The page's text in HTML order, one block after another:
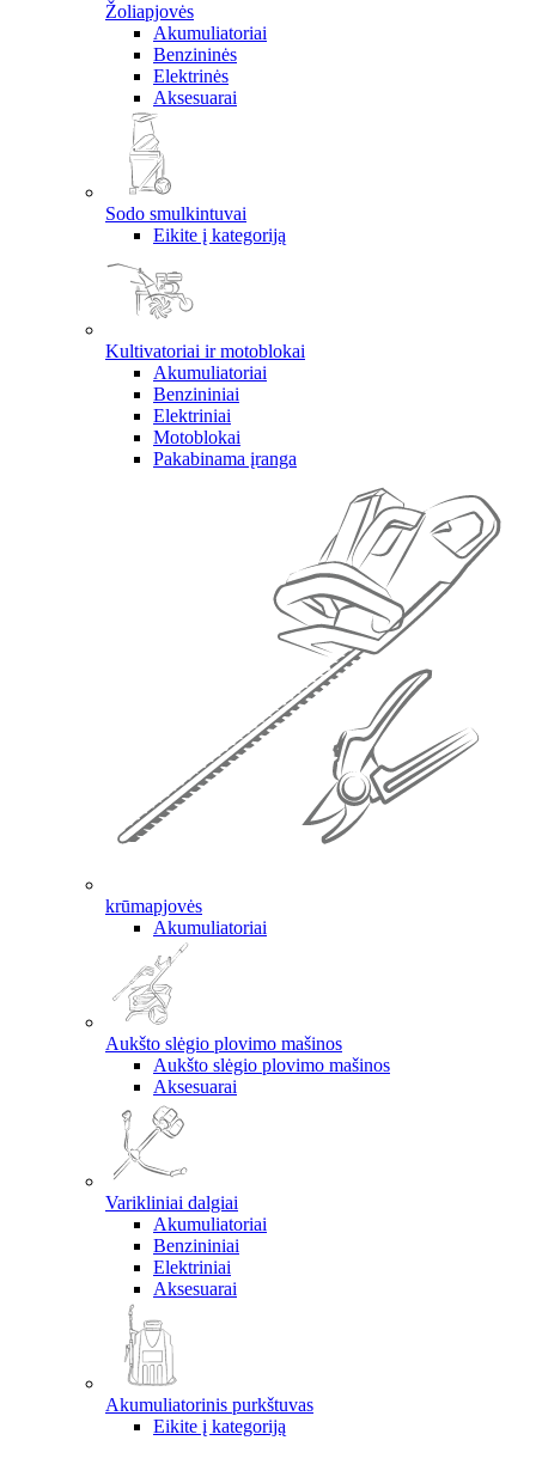
Žoliapjovės
Akumuliatoriai
Benzininės
Elektrinės
Aksesuarai
Sodo smulkintuvai
Eikite į kategoriją
Kultivatoriai ir motoblokai
Akumuliatoriai
Benzininiai
Elektriniai
Motoblokai
Pakabinama įranga
krūmapjovės
Akumuliatoriai
Aukšto slėgio plovimo mašinos
Aukšto slėgio plovimo mašinos
Aksesuarai
Varikliniai dalgiai
Akumuliatoriai
Benzininiai
Elektriniai
Aksesuarai
Akumuliatorinis purkštuvas
Eikite į kategoriją